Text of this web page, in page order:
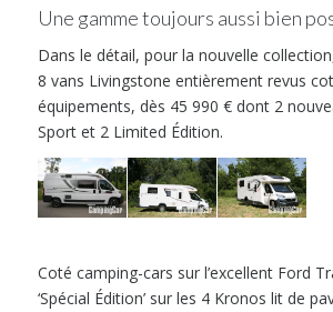
Une gamme toujours aussi bien
Dans le détail, pour la nouvelle
8 vans Livingstone entièrement revus
équipements, dès 45 990 € dont 2
Sport et 2 Limited Édition.
Coté camping-cars sur l’excellent Ford
‘Spécial Édition’ sur les 4 Kronos lit de